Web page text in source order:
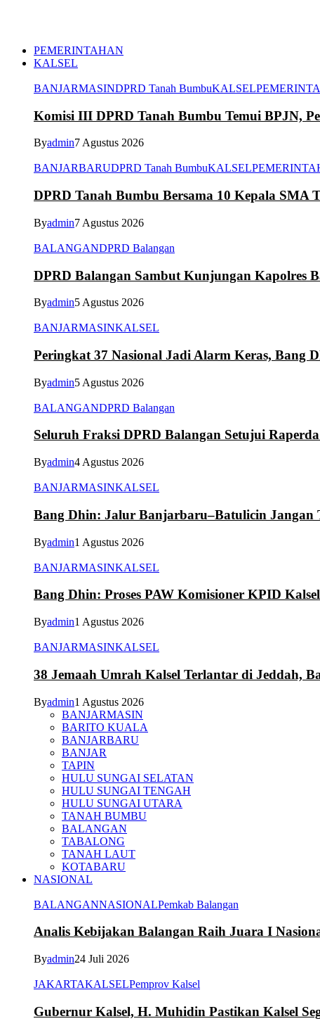
PEMERINTAHAN
KALSEL
BANJARMASINDPRD Tanah BumbuKALSEL
Komisi III DPRD Tanah Bumbu Temui BPJN,
Byadmin7 Agustus 2026
BANJARBARUDPRD Tanah BumbuKALSEL
DPRD Tanah Bumbu Bersama 10 Kepala SMA
Byadmin7 Agustus 2026
BALANGANDPRD Balangan
DPRD Balangan Sambut Kunjungan Kapolres
Byadmin5 Agustus 2026
BANJARMASINKALSEL
Peringkat 37 Nasional Jadi Alarm Keras, Bang
Byadmin5 Agustus 2026
BALANGANDPRD Balangan
Seluruh Fraksi DPRD Balangan Setujui
Byadmin4 Agustus 2026
BANJARMASINKALSEL
Bang Dhin: Jalur Banjarbaru–Batulicin Jangan
Byadmin1 Agustus 2026
BANJARMASINKALSEL
Bang Dhin: Proses PAW Komisioner KPID
Byadmin1 Agustus 2026
BANJARMASINKALSEL
38 Jemaah Umrah Kalsel Terlantar di Jeddah,
Byadmin1 Agustus 2026
BANJARMASIN
BARITO KUALA
BANJARBARU
BANJAR
TAPIN
HULU SUNGAI SELATAN
HULU SUNGAI TENGAH
HULU SUNGAI UTARA
TANAH BUMBU
BALANGAN
TABALONG
TANAH LAUT
KOTABARU
NASIONAL
BALANGANNASIONALPemkab Balangan
Analis Kebijakan Balangan Raih Juara I
Byadmin24 Juli 2026
JAKARTAKALSELPemprov Kalsel
Gubernur Kalsel, H. Muhidin Pastikan Kalsel